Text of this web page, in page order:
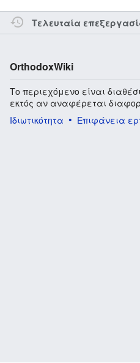
Τελευταία
OrthodoxWiki
Το περιεχόμενο είναι
εκτός αν αναφέρεται
Ιδιωτικότητα
Επιφάνεια